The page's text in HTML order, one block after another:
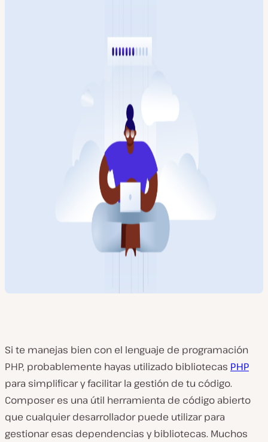
Si te manejas bien con el lenguaje de programación
PHP, probablemente hayas utilizado bibliotecas PHP
para simplificar y facilitar la gestión de tu código.
Composer es una útil herramienta de código abierto
que cualquier desarrollador puede utilizar para
gestionar esas dependencias y bibliotecas. Muchos